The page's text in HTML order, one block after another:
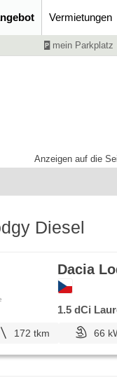
Vermietungen
mein Parkplatz
Anzeigen auf die
Diesel
Dacia
1.5 dCi
172 tkm 66